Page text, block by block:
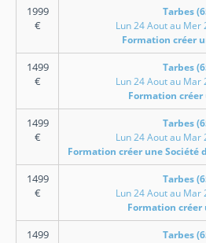
1999
€
Tarbes
Lun 24 Aout au Mer
Formation créer
1499
€
Tarbes
Lun 24 Aout au Mar
Formation créer
1499
€
Tarbes
Lun 24 Aout au Mar
Formation créer une Société
1499
€
Tarbes
Lun 24 Aout au Mar
Formation créer
1499
Tarbes